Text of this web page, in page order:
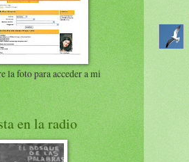
la foto para acceder a mi
en la radio